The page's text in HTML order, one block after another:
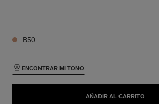
B50
ENCONTRAR MI TONO
AÑADIR AL CARRITO